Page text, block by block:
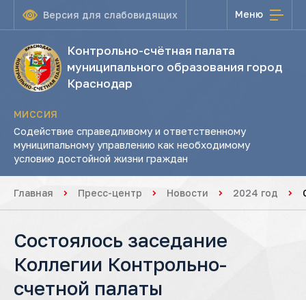
Версия для слабовидящих Меню
Контрольно-счётная палата
муниципального образования город
Краснодар
МИССИЯ
Содействие справедливому и ответственному
муниципальному управлению как необходимому
условию достойной жизни граждан
Главная Пресс-центр Новости 2024 год
Состоялось заседание
Коллегии Контрольно-
счетной палаты